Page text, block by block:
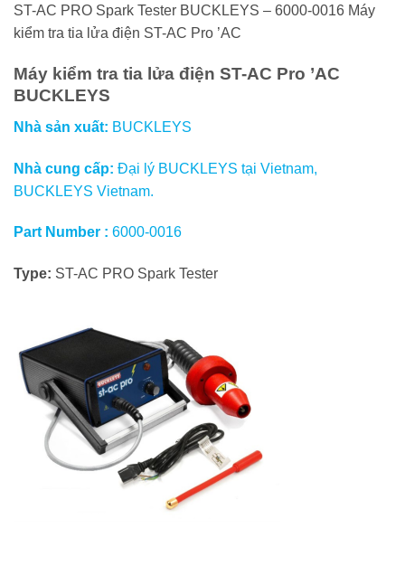
ST-AC PRO Spark Tester BUCKLEYS – 6000-0016 Máy
kiểm tra tia lửa điện ST-AC Pro ’AC
Máy kiểm tra tia lửa điện ST-AC Pro ’AC
BUCKLEYS
Nhà sản xuất: BUCKLEYS
Nhà cung cấp: Đại lý BUCKLEYS tại Vietnam,
BUCKLEYS Vietnam.
Part Number : 6000-0016
Type: ST-AC PRO Spark Tester